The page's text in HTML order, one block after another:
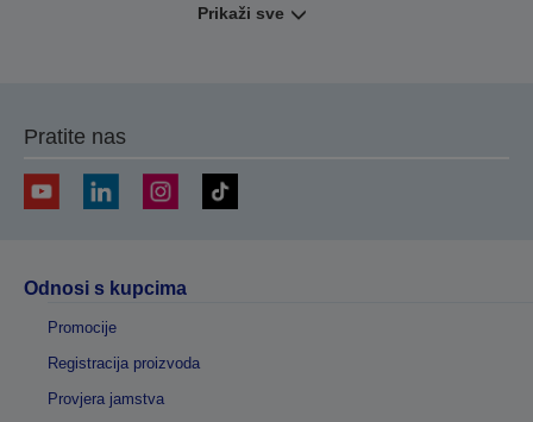
Prikaži sve
Pratite nas
Odnosi s kupcima
Promocije
Registracija proizvoda
Provjera jamstva